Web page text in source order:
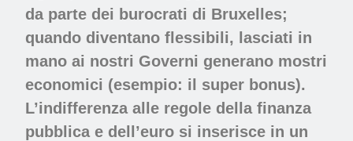
da parte dei burocrati di Bruxelles;
quando diventano flessibili, lasciati in
mano ai nostri Governi generano mostri
economici (esempio: il super bonus).
L’indifferenza alle regole della finanza
pubblica e dell’euro si inserisce in un